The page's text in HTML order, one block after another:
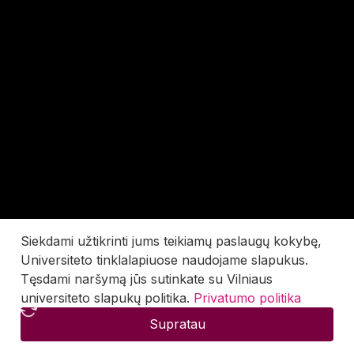
Siekdami užtikrinti jums teikiamų paslaugų kokybę,
Universiteto tinklalapiuose naudojame slapukus.
Tęsdami naršymą jūs sutinkate su Vilniaus
universiteto slapukų politika. Privatumo politika
Supratau